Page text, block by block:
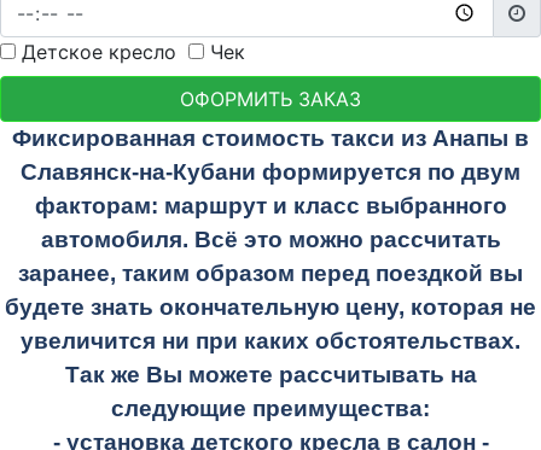
Детское кресло
Чек
ОФОРМИТЬ ЗАКАЗ
Фиксированная стоимость такси из Анапы в
Славянск-на-Кубани формируется по двум
факторам: маршрут и класс выбранного
автомобиля. Всё это можно рассчитать
заранее, таким образом перед поездкой вы
будете знать окончательную цену, которая не
увеличится ни при каких обстоятельствах.
Так же Вы можете рассчитывать на
следующие преимущества:
- установка детского кресла в салон -